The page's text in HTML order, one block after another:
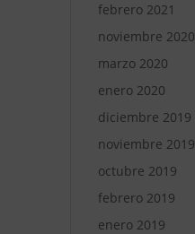
febrero 2021
noviembre 2020
marzo 2020
enero 2020
diciembre 2019
noviembre 2019
octubre 2019
febrero 2019
enero 2019